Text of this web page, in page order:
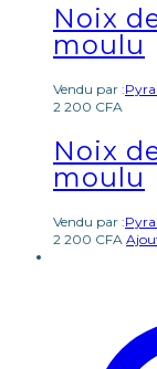
Noix
moulu
Vendu par :
2 200 CFA
Noix
moulu
Vendu par :
2 200 CFA